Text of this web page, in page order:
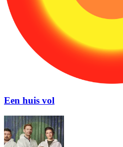
Een huis vol